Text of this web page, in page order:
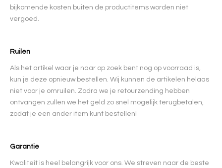
bijkomende kosten buiten de productitems worden niet
vergoed.
Ruilen
Als het artikel waar je naar op zoek bent nog op voorraad is,
kun je deze opnieuw bestellen. Wij kunnen de artikelen helaas
niet voor je omruilen. Zodra we je retourzending hebben
ontvangen zullen we het geld zo snel mogelijk terugbetalen,
zodat je een ander item kunt bestellen!
Garantie
Kwaliteit is heel belangrijk voor ons. We streven naar de beste